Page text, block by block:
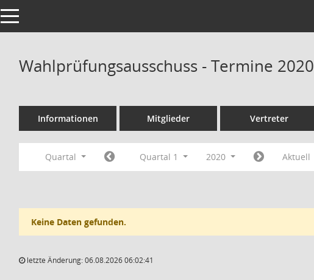
Toggle navigation
Wahlprüfungsausschuss - Termine 2020
Informationen Mitglieder Vertreter
Quartal Quartal 1 2020 Aktuell
Keine Daten gefunden.
letzte Änderung: 06.08.2026 06:02:41